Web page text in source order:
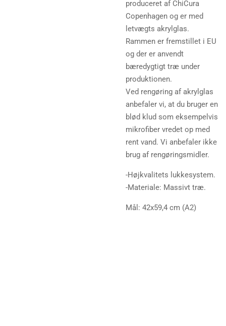
produceret af ChiCura
Copenhagen og er med
letvægts akrylglas.
Rammen er fremstillet i EU
og der er anvendt
bæredygtigt træ under
produktionen.
Ved rengøring af akrylglas
anbefaler vi, at du bruger en
blød klud som eksempelvis
mikrofiber vredet op med
rent vand. Vi anbefaler ikke
brug af rengøringsmidler.
-Højkvalitets lukkesystem.
-Materiale: Massivt træ.
Mål: 42x59,4 cm (A2)